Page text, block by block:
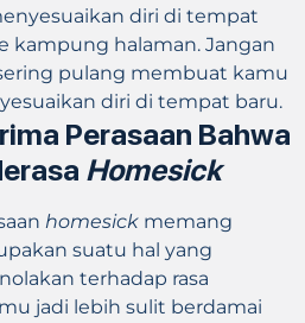
diri di tempat
kampung halaman. Jangan
pulang membuat kamu
diri di tempat baru.
Perasaan Bahwa
Homesick
homesick memang
suatu hal yang
terhadap rasa
jadi lebih sulit berdamai